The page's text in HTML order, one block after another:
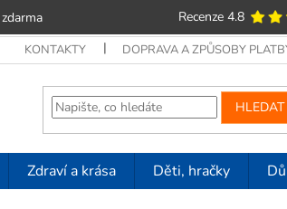
Recenze 4.8
KONTAKTY DOPRAVA A ZPŮSOBY
HLEDAT
Zdraví a krása Děti, hračky